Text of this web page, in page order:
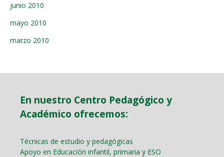
junio 2010
mayo 2010
marzo 2010
En nuestro Centro Pedagógico y
Académico ofrecemos:
Técnicas de estudio y pedagógicas
Apoyo en Educación infantil, primaria y ESO